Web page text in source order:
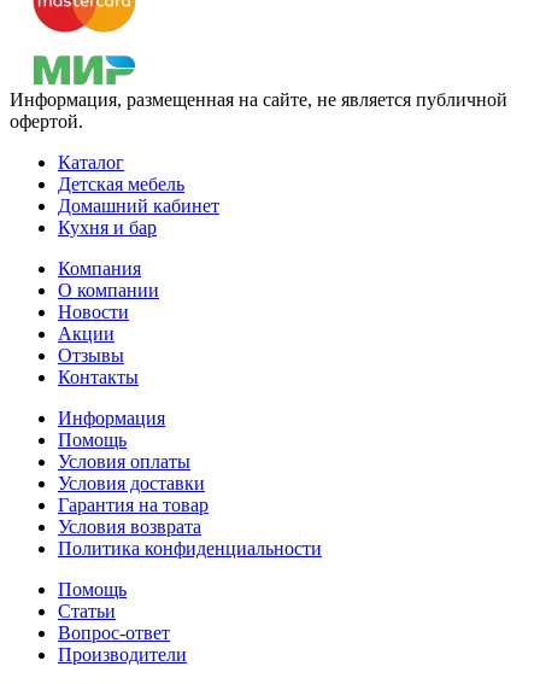
Информация, размещенная на сайте, не является публичной
офертой.
Каталог
Детская мебель
Домашний кабинет
Кухня и бар
Компания
О компании
Новости
Акции
Отзывы
Контакты
Информация
Помощь
Условия оплаты
Условия доставки
Гарантия на товар
Условия возврата
Политика конфиденциальности
Помощь
Статьи
Вопрос-ответ
Производители